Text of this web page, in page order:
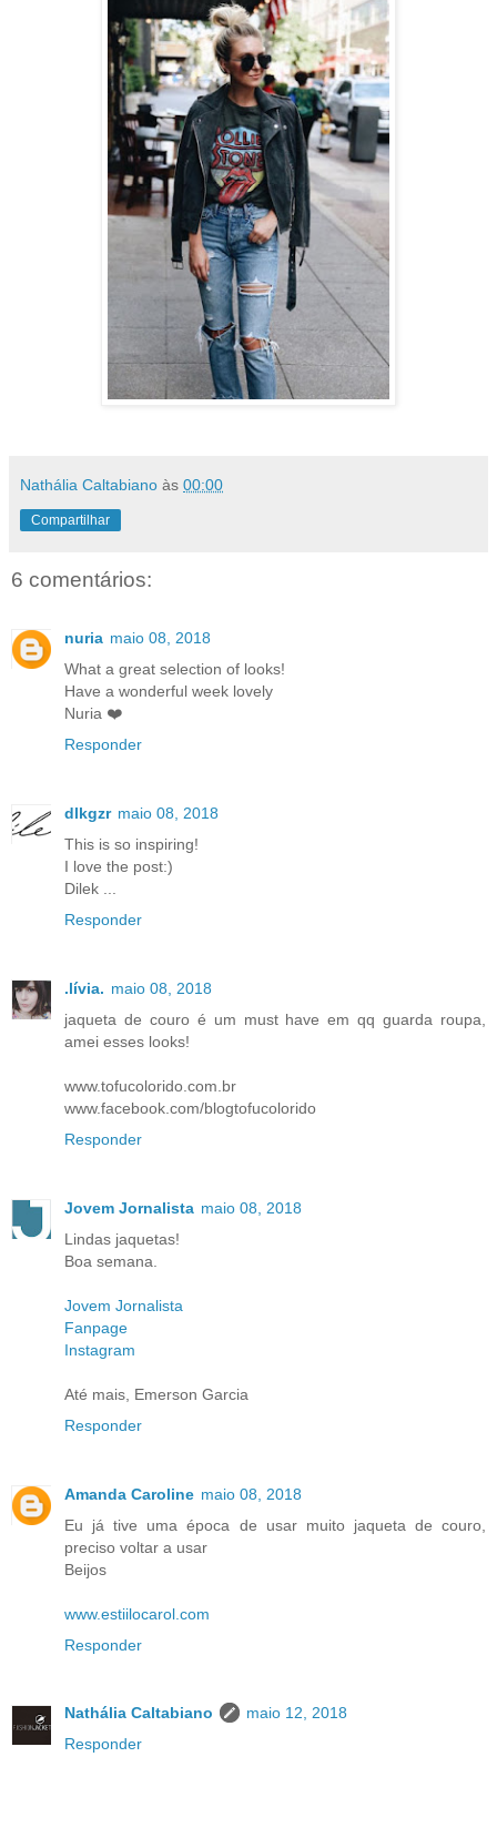
Nathália Caltabiano às 00:00
Compartilhar
6 comentários:
nuria maio 08, 2018
What a great selection of looks!
Have a wonderful week lovely
Nuria ❤️
Responder
dlkgzr maio 08, 2018
This is so inspiring!
I love the post:)
Dilek ...
Responder
.lívia. maio 08, 2018
jaqueta de couro é um must have em qq guarda roupa,
amei esses looks!
www.tofucolorido.com.br
www.facebook.com/blogtofucolorido
Responder
Jovem Jornalista maio 08, 2018
Lindas jaquetas!
Boa semana.
Jovem Jornalista
Fanpage
Instagram
Até mais, Emerson Garcia
Responder
Amanda Caroline maio 08, 2018
Eu já tive uma época de usar muito jaqueta de couro,
preciso voltar a usar
Beijos
www.estiilocarol.com
Responder
Nathália Caltabiano
maio 12, 2018
Responder